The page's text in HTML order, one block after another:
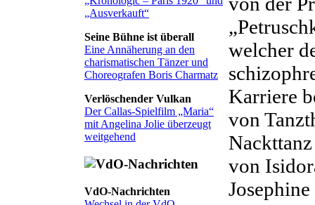
„Ausverkauft“
Seine Bühne ist überall
Eine Annäherung an den
charismatischen Tänzer und
Choreografen Boris Charmatz
Verlöschender Vulkan
Der Callas-Spielfilm „Maria“
mit Angelina Jolie überzeugt
weitgehend
VdO-Nachrichten
welcher
Karriere
von
von